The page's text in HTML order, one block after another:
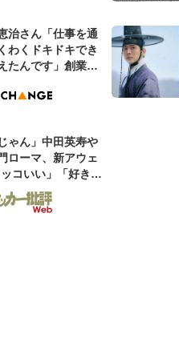
治さん「仕事を通
わくドキドキでき
たんです」創業来
ティ
ゃん」中田英寿や
ローマ、新アウェ
コいい」「好きな
買おうかな」